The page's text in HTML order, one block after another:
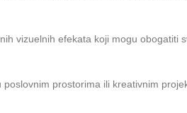
vizuelnih efekata koji mogu obogatiti
prostorima ili kreativnim